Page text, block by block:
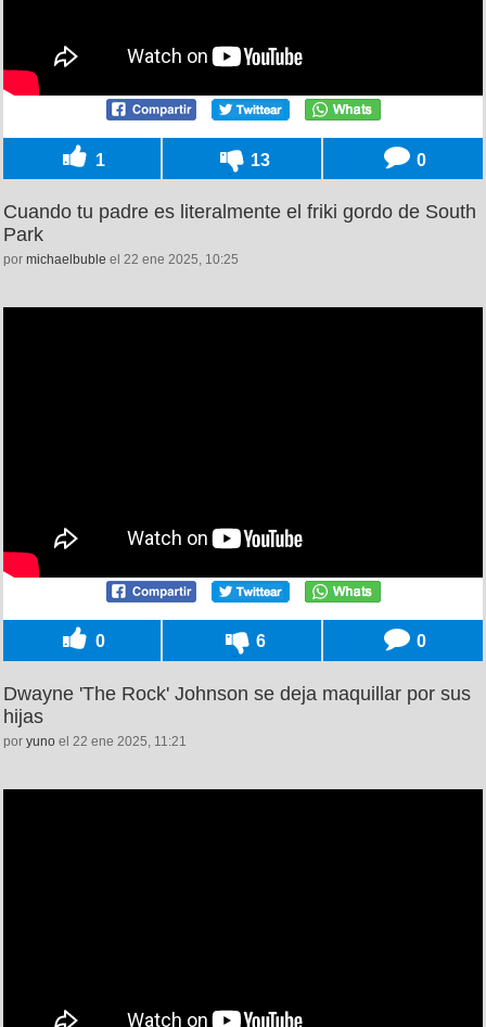
1 13 0
Cuando tu padre es literalmente el friki gordo de South
Park
por michaelbuble el 22 ene 2025, 10:25
0 6 0
Dwayne 'The Rock' Johnson se deja maquillar por sus
hijas
por yuno el 22 ene 2025, 11:21